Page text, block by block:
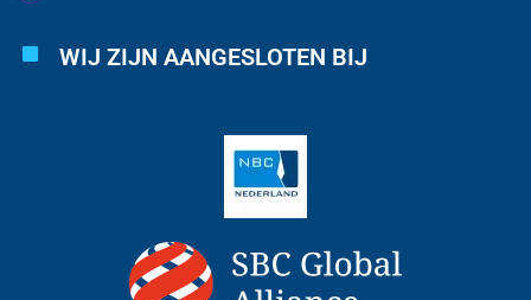
WIJ ZIJN AANGESLOTEN BIJ